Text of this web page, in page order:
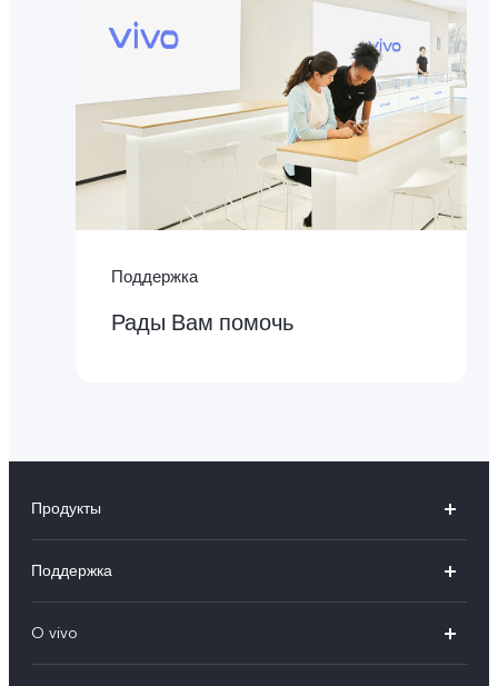
Поддержка
Рады Вам помочь
Продукты
V29 5G
V29
Поддержка
Funtouch OS
O vivo